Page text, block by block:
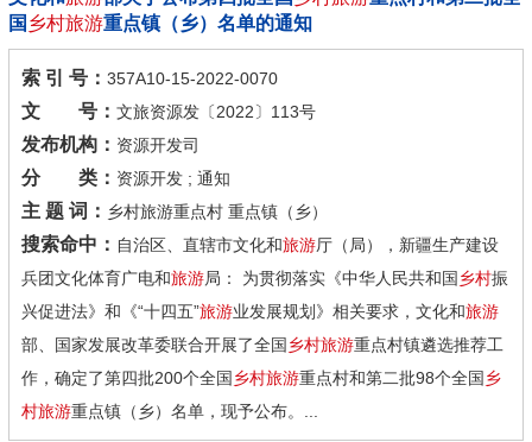
国 乡村旅游重点镇（乡）名单的通知
索 引 号： 357A10-15-2022-0070
文 号： 文旅资源发〔2022〕113号
发布机构： 资源开发司
分 类： 资源开发 ; 通知
主 题 词： 乡村旅游重点村 重点镇（乡）
搜索命中： 自治区、直辖市文化和旅游厅（局），新疆生产建设
兵团文化体育广电和旅游局： 为贯彻落实《中华人民共和国 乡村振
兴促进法》和《“十四五”旅游业发展规划》相关要求，文化和旅游
部、国家发展改革委联合开展了全国 乡村旅游重点村镇遴选推荐工
作，确定了第四批200个全国 乡村旅游重点村和第二批98个全国 乡
村旅游重点镇（乡）名单，现予公布。...